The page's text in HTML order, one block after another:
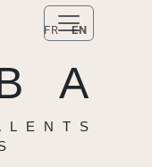
FR EN